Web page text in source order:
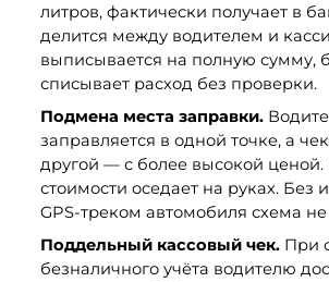
литров, фактически получает в
делится между водителем и
выписывается на полную сумму,
списывает расход без проверки.
Подмена места заправки.
заправляется в одной точке, а
другой — с более высокой ценой.
стоимости оседает на руках. Без
GPS-треком автомобиля схема
Поддельный кассовый чек. При
безналичного учёта водителю